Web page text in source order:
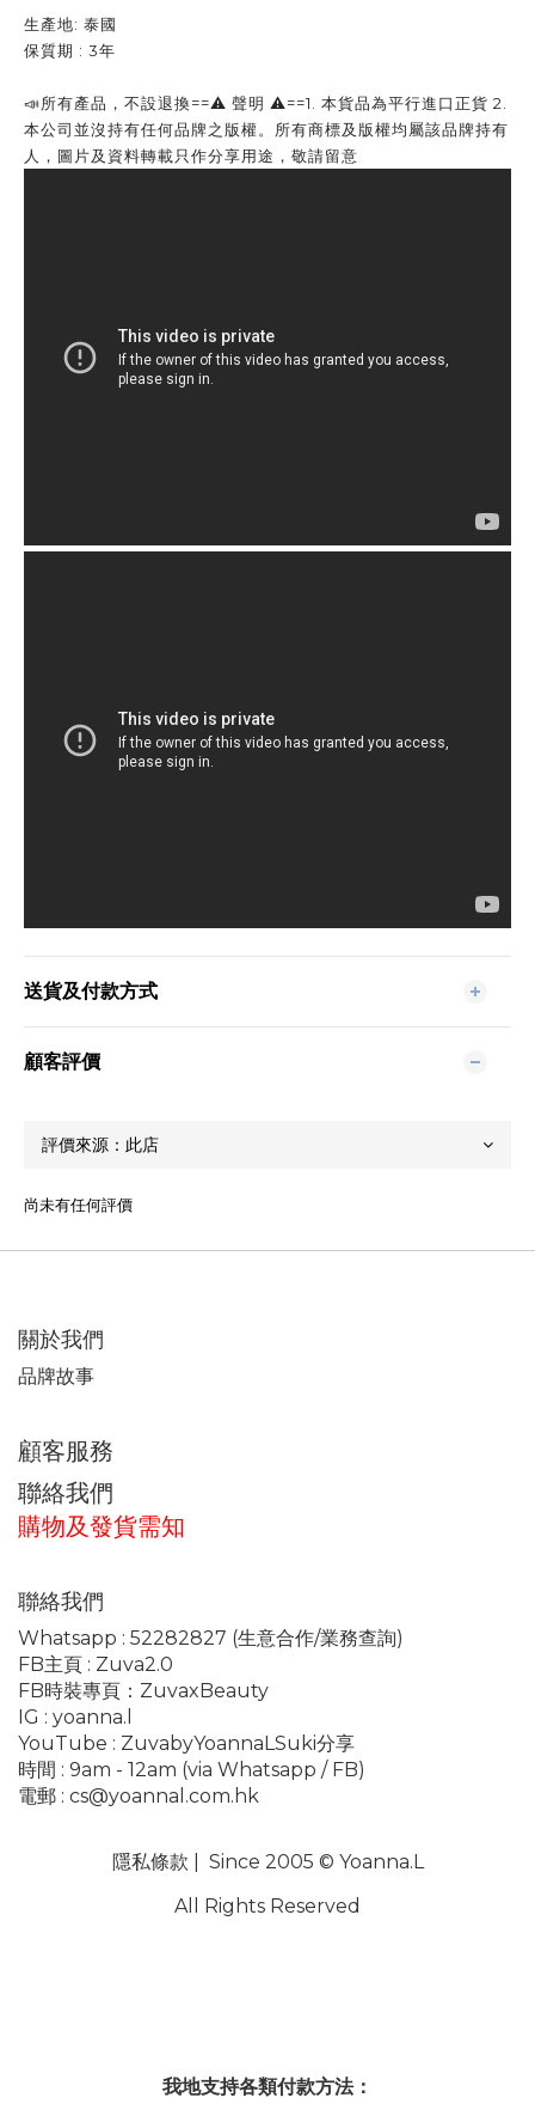
生產地: 泰國
保質期 : 3年
📣所有產品，不設退換==⚠️ 聲明 ⚠️==1. 本貨品為平行進口正貨 2.
本公司並沒持有任何品牌之版權。所有商標及版權均屬該品牌持有
人，圖片及資料轉載只作分享用途，敬請留意
送貨及付款方式
顧客評價
尚未有任何評價
關於我們
品牌故事
顧客服務
聯絡我們
購物及發貨需知
聯絡我們
Whatsapp : 52282827 (生意合作/業務查詢)
FB主頁 : Zuva2.0
FB時裝專頁： ZuvaxBeauty
IG : yoanna.l
YouTube : ZuvabyYoannaLSuki分享
時間 : 9am - 12am (via Whatsapp / FB)
電郵 : cs@yoannal.com.hk
隱私條款 | Since 2005 © Yoanna.L
All Rights Reserved
我地支持各類付款方法：